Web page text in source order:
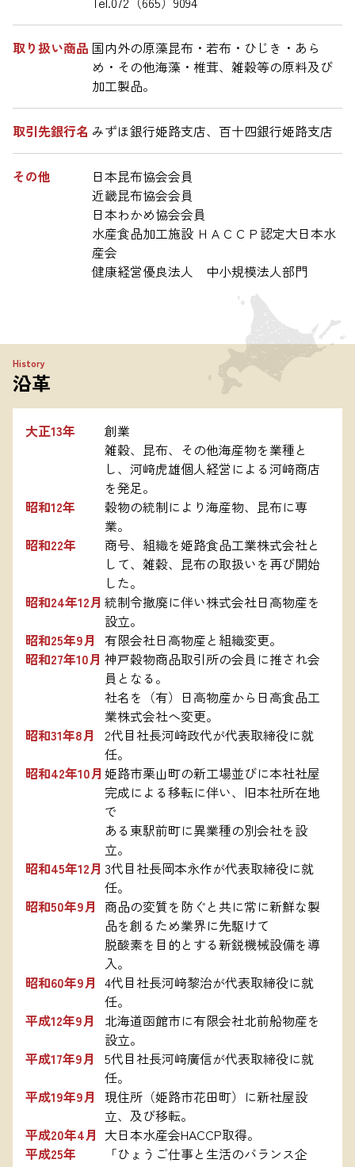
取り扱い商品 国内外の原藻昆布・若布・ひじき・あら
め・その他海藻・椎茸、雑穀等の原料及び
加工製品。
取引先銀行名 みずほ銀行姫路支店、百十四銀行姫路支店
その他
日本昆布協会会員
近畿昆布協会会員
日本わかめ協会会員
水産食品加工施設 ＨＡＣＣＰ認定大日本水
産会
健康経営優良法人　中小規模法人部門
History
沿革
大正13年
創業
雑穀、昆布、その他海産物を業種と
し、河﨑虎雄個人経営による河﨑商店
を発足。
昭和12年
穀物の統制により海産物、昆布に専
業。
昭和22年
商号、組織を姫路食品工業株式会社と
して、雑穀、昆布の取扱いを再び開始
した。
昭和24年12月 統制令撤廃に伴い株式会社日高物産を
設立。
昭和25年9月 有限会社日高物産と組織変更。
昭和27年10月 神戸穀物商品取引所の会員に推され会
員となる。
社名を（有）日高物産から日高食品工
業株式会社へ変更。
昭和31年8月
2代目社長河﨑政代が代表取締役に就
任。
昭和42年10月 姫路市栗山町の新工場並びに本社社屋
完成による移転に伴い、旧本社所在地
で
ある東駅前町に異業種の別会社を設
立。
昭和45年12月 3代目社長岡本永作が代表取締役に就
任。
昭和50年9月 商品の変質を防ぐと共に常に新鮮な製
品を創るため業界に先駆けて
脱酸素を目的とする新鋭機械設備を導
入。
昭和60年9月 4代目社長河﨑黎治が代表取締役に就
任。
平成12年9月
北海道函館市に有限会社北前船物産を
設立。
平成17年9月
5代目社長河﨑廣信が代表取締役に就
任。
平成19年9月 現住所（姫路市花田町）に新社屋設
立、及び移転。
平成20年4月 大日本水産会HACCP取得。
平成25年
「ひょうご仕事と生活のバランス企